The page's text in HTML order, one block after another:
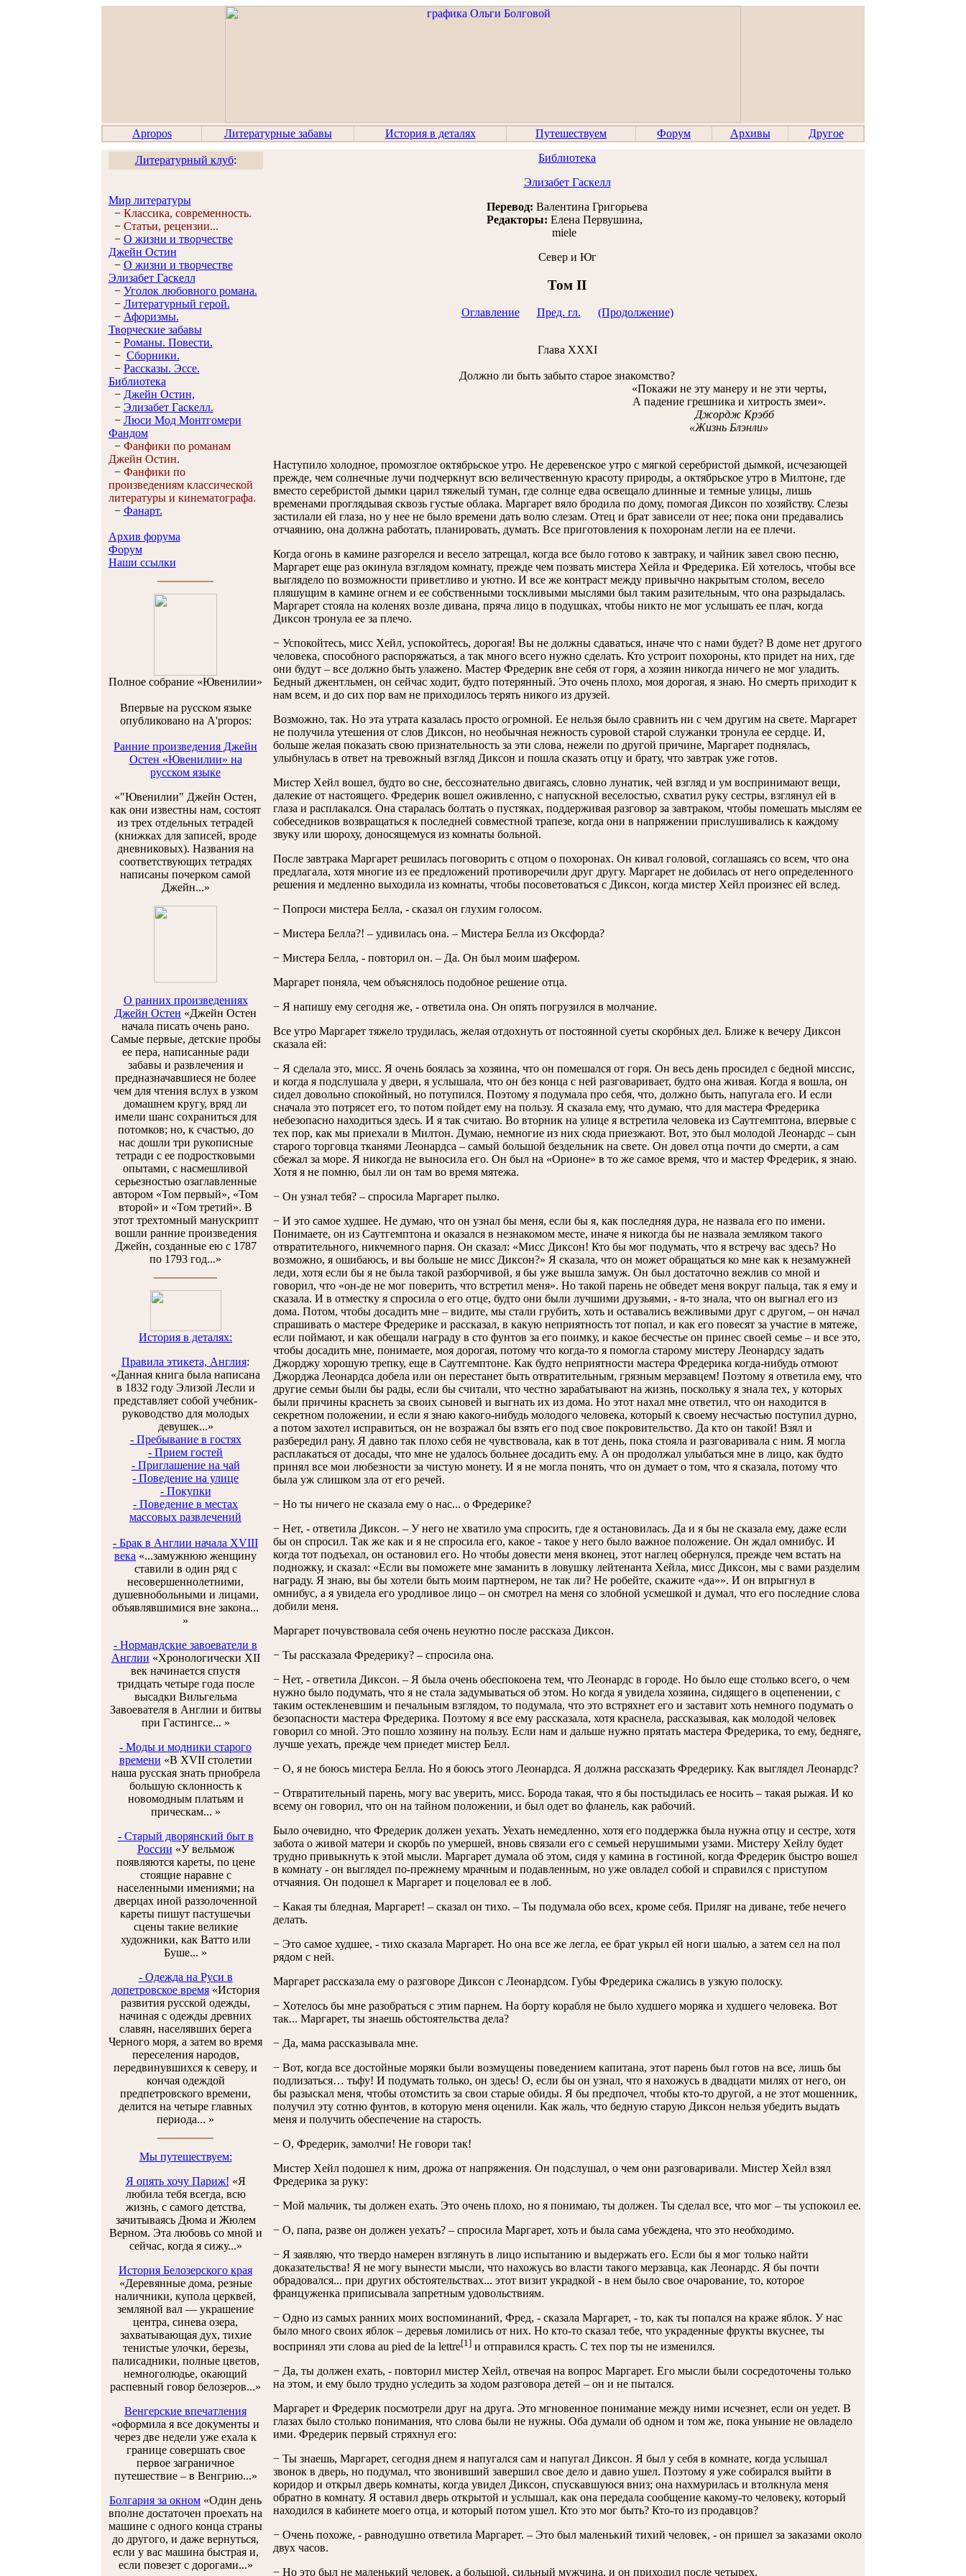
Apropos Литературные забавы История в деталях Путешествуем Форум Архивы Другое
Литературный клуб:
Мир литературы
− Классика, современность.
− Статьи, рецензии...
− О жизни и творчестве
Джейн Остин
− О жизни и творчестве
Элизабет Гaскелл
− Уголок любовного романа.
− Литературный герой.
− Афоризмы.
Творческие забавы
− Романы. Повести.
− Сборники.
− Рассказы. Эссe.
Библиотека
− Джейн Остин,
− Элизабет Гaскелл.
− Люси Мод Монтгомери
Фандом
− Фанфики по романам
Джейн Остин.
− Фанфики по
произведениям классической
литературы и кинематографа.
− Фанарт.
Архив форума
Форум
Наши ссылки
Полноe собраниe «Ювенилии»
Впервые на русском языке
опубликовано на A'propos:
Ранние произведения Джейн
Остен «Ювенилии» на
русском языке
«"Ювенилии" Джейн Остен,
как они известны нам, состоят
из трех отдельных тетрадей
(книжках для записей, вроде
дневниковых). Названия на
соответствующих тетрадях
написаны почерком самой
Джейн...»
О ранних произведениях
Джейн Остен «Джейн Остен
начала писать очень рано.
Самые первые, детские пробы
ее пера, написанные ради
забавы и развлечения и
предназначавшиеся не более
чем для чтения вслух в узком
домашнем кругу, вряд ли
имели шанс сохраниться для
потомков; но, к счастью, до
нас дошли три рукописные
тетради с ее подростковыми
опытами, с насмешливой
серьезностью озаглавленные
автором «Том первый», «Том
второй» и «Том третий». В
этот трехтомный манускрипт
вошли ранние произведения
Джейн, созданные ею с 1787
по 1793 год...»
История в деталях:
Правила этикета, Англия:
«Данная книга была написана
в 1832 году Элизой Лесли и
представляет собой учебник-
руководство для молодых
девушек...»
- Пребывание в гостях
- Прием гостей
- Приглашение на чай
- Поведение на улице
- Покупки
- Поведение в местах
массовых развлечений
- Брак в Англии начала XVIII
века «...замужнюю женщину
ставили в один ряд с
несовершеннолетними,
душевнобольными и лицами,
объявлявшимися вне закона...
»
- Нормандские завоеватели в
Англии «Хронологически XII
век начинается спустя
тридцать четыре года после
высадки Вильгельма
Завоевателя в Англии и битвы
при Гастингсе... »
- Моды и модники старого
времени «В XVII столетии
наша русская знать приобрела
большую склонность к
новомодным платьям и
прическам... »
- Старый дворянский быт в
России «У вельмож
появляются кареты, по цене
стоящие наравне с
населенными имениями; на
дверцах иной раззолоченной
кареты пишут пастушечьи
сцены такие великие
художники, как Ватто или
Буше... »
- Одежда на Руси в
допетровское время «История
развития русской одежды,
начиная с одежды древних
славян, населявших берега
Черного моря, а затем во время
переселения народов,
передвинувшихся к северу, и
кончая одеждой
предпетровского времени,
делится на четыре главных
периода... »
Мы путешествуем:
Я опять хочу Париж! «Я
любила тебя всегда, всю
жизнь, с самого детства,
зачитываясь Дюма и Жюлем
Верном. Эта любовь со мной и
сейчас, когда я сижу...»
История Белозерского края
«Деревянные дома, резные
наличники, купола церквей,
земляной вал — украшение
центра, синева озера,
захватывающая дух, тихие
тенистые улочки, березы,
палисадники, полные цветов,
немноголюдье, окающий
распевный говор белозеров...»
Венгерские впечатления
«оформила я все документы и
через две недели уже ехала к
границе совершать свое
первое заграничное
путешествие – в Венгрию...»
Болгария за окном «Один день
вполне достаточен проехать на
машине с одного конца страны
до другого, и даже вернуться,
если у вас машина быстрая и,
если повезет с дорогами...»
Библиотека
Элизабет Гаскелл
Перевод: Валентина Григорьева
Редакторы: Елена Первушина,
miele
Север и Юг
Том II
Оглавление Пред. гл. (Продолжение)
Глава XXXI
Должно ли быть забыто старое знакомство?
«Покажи не эту манеру и не эти черты,
А падение грешника и хитрость змеи».
Джордж Крэбб
«Жизнь Блэнли»
Наступило холодное, промозглое октябрьское утро. Не деревенское утро с мягкой серебристой дымкой, исчезающей
прежде, чем солнечные лучи подчеркнут всю величественную красоту природы, а октябрьское утро в Милтоне, где
вместо серебристой дымки царил тяжелый туман, где солнце едва освещало длинные и темные улицы, лишь
временами проглядывая сквозь густые облака. Маргарет вяло бродила по дому, помогая Диксон по хозяйству. Слезы
застилали ей глаза, но у нее не было времени дать волю слезам. Отец и брат зависели от нее; пока они предавались
отчаянию, она должна работать, планировать, думать. Все приготовления к похоронам легли на ее плечи.
Когда огонь в камине разгорелся и весело затрещал, когда все было готово к завтраку, и чайник завел свою песню,
Маргарет еще раз окинула взглядом комнату, прежде чем позвать мистера Хейла и Фредерика. Ей хотелось, чтобы все
выглядело по возможности приветливо и уютно. И все же контраст между привычно накрытым столом, весeло
пляшущим в камине огнем и ее собственными тоскливыми мыслями был таким разительным, что она разрыдалась.
Маргарет стояла на коленях возле дивана, пряча лицо в подушках, чтобы никто не мог услышать ее плач, когда
Диксон тронула ее за плечо.
− Успокойтесь, мисс Хейл, успокойтесь, дорогая! Вы не должны сдаваться, иначе что с нами будет? В доме нет другого
человека, способного распоряжаться, а так много всего нужно сделать. Кто устроит похороны, кто придет на них, где
они будут – все должно быть улажено. Мастер Фредерик вне себя от горя, а хозяин никогда ничего не мог уладить.
Бедный джентльмен, он сейчас ходит, будто потерянный. Это очень плохо, моя дорогая, я знаю. Но смерть приходит к
нам всем, и до сих пор вам не приходилось терять никого из друзей.
Возможно, так. Но эта утрата казалась просто огромной. Ее нельзя было сравнить ни с чем другим на свете. Маргарет
не получила утешения от слов Диксон, но необычная нежность суровой старой служанки тронула ее сердце. И,
больше желая показать свою признательность за эти слова, нежели по другой причине, Маргарет поднялась,
улыбнулась в ответ на тревожный взгляд Диксон и пошла сказать отцу и брату, что завтрак уже готов.
Мистер Хейл вошел, будто во сне, бессознательно двигаясь, словно лунатик, чей взгляд и ум воспринимают вещи,
далекие от настоящего. Фредерик вошел оживленно, с напускной веселостью, схватил руку сестры, взглянул ей в
глаза и расплакался. Она старалась болтать о пустяках, поддерживая разговор за завтраком, чтобы помешать мыслям ее
собеседников возвращаться к последней совместной трапезе, когда они в напряжении прислушивались к каждому
звуку или шороху, доносящемуся из комнаты больной.
После завтрака Маргарет решилась поговорить с отцом о похоронах. Он кивал головой, соглашаясь со всем, что она
предлагала, хотя многие из ее предложений противоречили друг другу. Маргарет не добилась от него определенного
решения и медленно выходила из комнаты, чтобы посоветоваться с Диксон, когда мистер Хейл произнес ей вслед.
− Попроси мистера Белла, - сказал он глухим голосом.
− Мистера Белла?! – удивилась она. – Мистера Белла из Оксфорда?
− Мистера Белла, - повторил он. – Да. Он был моим шафером.
Маргарет поняла, чем объяснялось подобное решение отца.
− Я напишу ему сегодня же, - ответила она. Он опять погрузился в молчание.
Все утро Маргарет тяжело трудилась, желая отдохнуть от постоянной суеты скорбных дел. Ближе к вечеру Диксон
сказала ей:
− Я сделала это, мисс. Я очень боялась за хозяина, что он помешался от горя. Он весь день просидел с бедной миссис,
и когда я подслушала у двери, я услышала, что он без конца с ней разговаривает, будто она живая. Когда я вошла, он
сидел довольно спокойный, но потупился. Поэтому я подумала про себя, что, должно быть, напугала его. И если
сначала это потрясет его, то потом пойдет ему на пользу. Я сказала ему, что думаю, что для мастера Фредерика
небезопасно находиться здесь. И я так считаю. Во вторник на улице я встретила человека из Саутгемптона, впервые с
тех пор, как мы приехали в Милтон. Думаю, немногие из них сюда приезжают. Вот, это был молодой Леонардс – сын
старого торговца тканями Леонардса – самый большой бездельник на свете. Он довел отца почти до смерти, а сам
сбежал за море. Я никогда не выносила его. Он был на «Орионе» в то же самое время, что и мастер Фредерик, я знаю.
Хотя я не помню, был ли он там во время мятежа.
− Он узнал тебя? – спросила Маргарет пылко.
− И это самое худшее. Не думаю, что он узнал бы меня, если бы я, как последняя дура, не назвала его по имени.
Понимаете, он из Саутгемптона и оказался в незнакомом месте, иначе я никогда бы не назвала земляком такого
отвратительного, никчемного парня. Он сказал: «Мисс Диксон! Кто бы мог подумать, что я встречу вас здесь? Но
возможно, я ошибаюсь, и вы больше не мисс Диксон?» Я сказала, что он может обращаться ко мне как к незамужней
леди, хотя если бы я не была такой разборчивой, я бы уже вышла замуж. Он был достаточно вежлив со мной и
говорил, что «он-де не мог поверить, что встретил меня». Но такой парень не обведет меня вокруг пальца, так я ему и
сказала. И в отместку я спросила о его отце, будто они были лучшими друзьями, - я-то знала, что он выгнал его из
дома. Потом, чтобы досадить мне – видите, мы стали грубить, хоть и оставались вежливыми друг с другом, – он начал
спрашивать о мастере Фредерике и рассказал, в какую неприятность тот попал, и как его повесят за участие в мятеже,
если поймают, и как обещали награду в сто фунтов за его поимку, и какое бесчестье он принес своей семье – и все это,
чтобы досадить мне, понимаете, моя дорогая, потому что когда-то я помогла старому мистеру Леонардсу задать
Джорджу хорошую трепку, еще в Саутгемптоне. Как будто неприятности мастера Фредерика когда-нибудь отмоют
Джорджа Леонардса добела или он перестанет быть отвратительным, грязным мерзавцем! Поэтому я ответила ему, что
другие семьи были бы рады, если бы считали, что честно зарабатывают на жизнь, поскольку я знала тех, у которых
были причины краснеть за своих сыновей и выгнать их из дома. Но этот нахал мне ответил, что он находится в
секретном положении, и если я знаю какого-нибудь молодого человека, который к своему несчастью поступил дурно,
а потом захотел исправиться, он не возражал бы взять его под свое покровительство. Да кто он такой! Взял и
разбередил рану. Я давно так плохо себя не чувствовала, как в тот день, пока стояла и разговаривала с ним. Я могла
расплакаться от досады, что мне не удалось больнее досадить ему. А он продолжал улыбаться мне в лицо, как будто
принял все мои любезности за чистую монету. И я не могла понять, что он думает о том, что я сказала, потому что
была уж слишком зла от его речей.
− Но ты ничего не сказала ему о нас... о Фредерике?
− Нет, - ответила Диксон. – У него не хватило ума спросить, где я остановилась. Да и я бы не сказала ему, даже если
бы он спросил. Так же как и я не спросила его, какое - такое у него было важное положение. Он ждал омнибус. И
когда тот подъехал, он остановил его. Но чтобы довести меня вконец, этот наглец обернулся, прежде чем встать на
подножку, и сказал: «Если вы поможете мне заманить в ловушку лейтенанта Хейла, мисс Диксон, мы с вами разделим
награду. Я знаю, вы бы хотели быть моим партнером, не так ли? Не робейте, скажите «да»». И он впрыгнул в
омнибус, а я увидела его уродливое лицо – он смотрел на меня со злобной усмешкой и думал, что его последние слова
добили меня.
Маргарет почувствовала себя очень неуютно после рассказа Диксон.
− Ты рассказала Фредерику? – спросила она.
− Нет, - ответила Диксон. – Я была очень обеспокоена тем, что Леонардс в городе. Но было еще столько всего, о чем
нужно было подумать, что я не стала задумываться об этом. Но когда я увидела хозяина, сидящего в оцепенении, с
таким остекленевшим и печальным взглядом, то подумала, что это встряхнет его и заставит хоть немного подумать о
безопасности мастера Фредерика. Поэтому я все ему рассказала, хотя краснела, рассказывая, как молодой человек
говорил со мной. Это пошло хозяину на пользу. Если нам и дальше нужно прятать мастера Фредерика, то ему, бедняге,
лучше уехать, прежде чем приедет мистер Белл.
− О, я не боюсь мистера Белла. Но я боюсь этого Леонардса. Я должна рассказать Фредерику. Как выглядел Леонардс?
− Отвратительный парень, могу вас уверить, мисс. Борода такая, что я бы постыдилась ее носить – такая рыжая. И ко
всему он говорил, что он на тайном положении, и был одет во фланель, как рабочий.
Было очевидно, что Фредерик должен уехать. Уехать немедленно, хотя его поддержка была нужна отцу и сестре, хотя
забота о живой матери и скорбь по умершей, вновь связали его с семьей нерушимыми узами. Мистеру Хейлу будет
трудно привыкнуть к этой мысли. Маргарет думала об этом, сидя у камина в гостиной, когда Фредерик быстро вошел
в комнату - он выглядел по-прежнему мрачным и подавленным, но уже овладел собой и справился с приступом
отчаяния. Он подошел к Маргарет и поцеловал ее в лоб.
− Какая ты бледная, Маргарет! – сказал он тихо. – Ты подумала обо всех, кроме себя. Приляг на диване, тебе нечего
делать.
− Это самое худшее, - тихо сказала Маргарет. Но она все же легла, ее брат укрыл ей ноги шалью, а затем сел на пол
рядом с ней.
Маргарет рассказала ему о разговоре Диксон с Леонардсом. Губы Фредерика сжались в узкую полоску.
− Хотелось бы мне разобраться с этим парнем. На борту корабля не было худшего моряка и худшего человека. Вот
так... Маргарет, ты знаешь обстоятельства дела?
− Да, мама рассказывала мне.
− Вот, когда все достойные моряки были возмущены поведением капитана, этот парень был готов на все, лишь бы
подлизаться… тьфу! И подумать только, он здесь! О, если бы он узнал, что я нахожусь в двадцати милях от него, он
бы разыскал меня, чтобы отомстить за свои старые обиды. Я бы предпочел, чтобы кто-то другой, а не этот мошенник,
получил эту сотню фунтов, в которую меня оценили. Как жаль, что бедную старую Диксон нельзя убедить выдать
меня и получить обеспечение на старость.
− О, Фредерик, замолчи! Не говори так!
Мистер Хейл подошел к ним, дрожа от напряжения. Он подслушал, о чем они разговаривали. Мистер Хейл взял
Фредерика за руку:
− Мой мальчик, ты должен ехать. Это очень плохо, но я понимаю, ты должен. Ты сделал все, что мог – ты успокоил ее.
− О, папа, разве он должен уехать? – спросила Маргарет, хоть и была сама убеждена, что это необходимо.
− Я заявляю, что твердо намерен взглянуть в лицо испытанию и выдержать его. Если бы я мог только найти
доказательства! Я не могу вынести мысли, что нахожусь во власти такого мерзавца, как Леонардс. Я бы почти
обрадовался... при других обстоятельствах... этот визит украдкой - в нем было свое очарование, то, которое
француженка приписывала запретным удовольствиям.
− Одно из самых ранних моих воспоминаний, Фред, - сказала Маргарет, - то, как ты попался на краже яблок. У нас
было много своих яблок – деревья ломились от них. Но кто-то сказал тебе, что украденные фрукты вкуснее, ты
воспринял эти слова au pied de la lettre[1]и отправился красть. С тех пор ты не изменился.
− Да, ты должен ехать, - повторил мистер Хейл, отвечая на вопрос Маргарет. Его мысли были сосредоточены только
на этом, и ему было трудно уследить за ходом разговора детей – он и не пытался.
Маргарет и Фредерик посмотрели друг на друга. Это мгновенное понимание между ними исчезнет, если он уедет. В
глазах было столько понимания, что слова были не нужны. Оба думали об одном и том же, пока уныние не овладело
ими. Фредерик первый стряхнул его:
− Ты знаешь, Маргарет, сегодня днем я напугался сам и напугал Диксон. Я был у себя в комнате, когда услышал
звонок в дверь, но подумал, что звонивший завершил свое дело и давно ушел. Поэтому я уже собирался выйти в
коридор и открыл дверь комнаты, когда увидел Диксон, спускавшуюся вниз; она нахмурилась и втолкнула меня
обратно в комнату. Я оставил дверь открытой и услышал, как она передала сообщение какому-то человеку, который
находился в кабинете моего отца, и который потом ушел. Кто это мог быть? Кто-то из продавцов?
− Очень похоже, - равнодушно ответила Маргарет. – Это был маленький тихий человек, - он пришел за заказами около
двух часов.
− Но это был не маленький человек, а большой, сильный мужчина, и он приходил после четырех.